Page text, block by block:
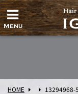
Menu
HOME 13294968-